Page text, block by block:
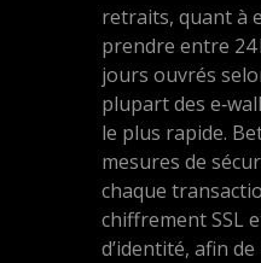
retraits, quant à
prendre entre 24
jours ouvrés
plupart des
le plus rapide.
mesures de
chaque
chiffrement SSL
d’identité, afin